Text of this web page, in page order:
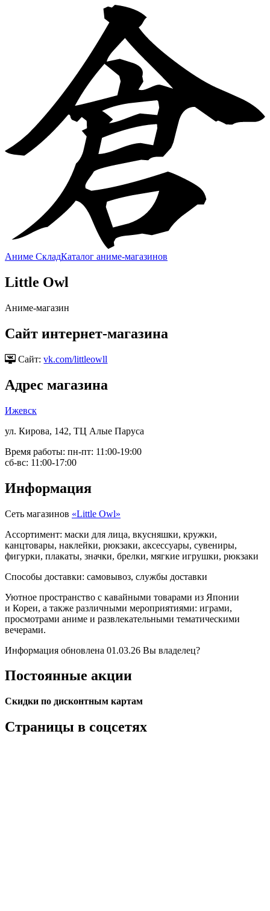
Аниме СкладКаталог аниме-магазинов
Little Owl
Аниме-магазин
Сайт интернет-магазина
Сайт:vk.com/littleowll
Адрес магазина
Ижевск
ул. Кирова, 142, ТЦ Алые Паруса
Время работы: пн-пт: 11:00-19:00
сб-вс: 11:00-17:00
Информация
Сеть магазинов «Little Owl»
Ассортимент: маски для лица, вкусняшки, кружки,
канцтовары, наклейки, рюкзаки, аксессуары, сувениры,
фигурки, плакаты, значки, брелки, мягкие игрушки, рюкзаки
Способы доставки: самовывоз, службы доставки
Уютное пространство с кавайными товарами из Японии
и Кореи, а также различными мероприятиями: играми,
просмотрами аниме и развлекательными тематическими
вечерами.
Информация обновлена 01.03.26 Вы владелец?
Постоянные акции
Скидки по дисконтным картам
Страницы в соцсетях